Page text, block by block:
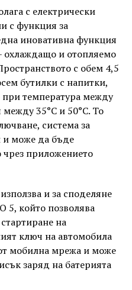
с електрически
с функция за
иновативна функция
охлаждащо и отопляемо
с обем 4,5
бутилки с напитки,
температура между
между 35°C и 50°C. То
система за
и може да бъде
приложението
и за споделяне
5, който позволява
на
ключ на автомобила
мобилна мрежа и може
заряд на батерията